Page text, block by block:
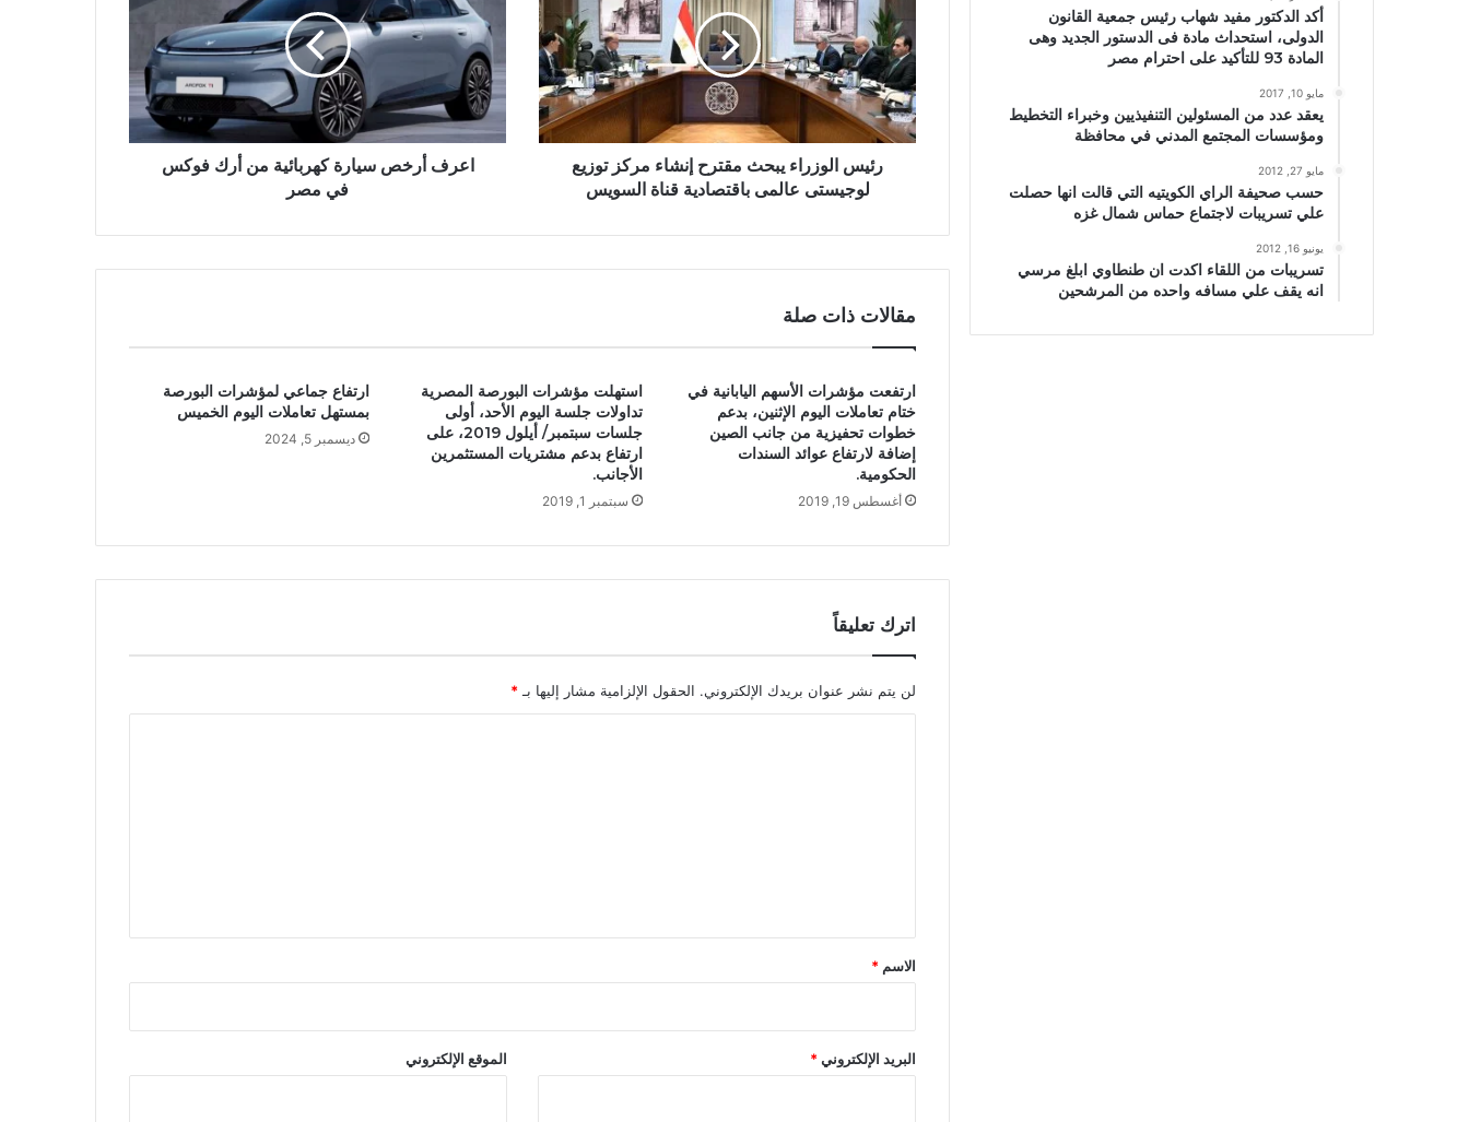
رئيس الوزراء يبحث مقترح إنشاء مركز توزيع
لوجيستى عالمى باقتصادية قناة السويس
اعرف أرخص سيارة كهربائية من أرك فوكس
في مصر
مقالات ذات صلة
ارتفعت مؤشرات الأسهم اليابانية في
ختام تعاملات اليوم الإثنين، بدعم
خطوات تحفيزية من جانب الصين
إضافة لارتفاع عوائد السندات
الحكومية.
أغسطس 19, 2019
استهلت مؤشرات البورصة المصرية
تداولات جلسة اليوم الأحد، أولى
جلسات سبتمبر/ أيلول 2019، على
ارتفاع بدعم مشتريات المستثمرين
الأجانب.
سبتمبر 1, 2019
ارتفاع جماعي لمؤشرات البورصة
بمستهل تعاملات اليوم الخميس
ديسمبر 5, 2024
اترك تعليقاً
لن يتم نشر عنوان بريدك الإلكتروني. الحقول الإلزامية مشار إليها بـ *
*
الاسم *
البريد الإلكتروني* الموقع الإلكتروني
أكد الدكتور مفيد شهاب رئيس جمعية القانون
الدولى، استحداث مادة فى الدستور الجديد وهى
المادة 93 للتأكيد على احترام مصر
مايو 10, 2017
يعقد عدد من المسئولين التنفيذيين وخبراء التخطيط
ومؤسسات المجتمع المدني في محافظة
مايو 27, 2012
حسب صحيفة الراي الكويتيه التي قالت انها حصلت
علي تسريبات لاجتماع حماس شمال غزه
يونيو 16, 2012
تسريبات من اللقاء اكدت ان طنطاوي ابلغ مرسي
انه يقف علي مسافه واحده من المرشحين